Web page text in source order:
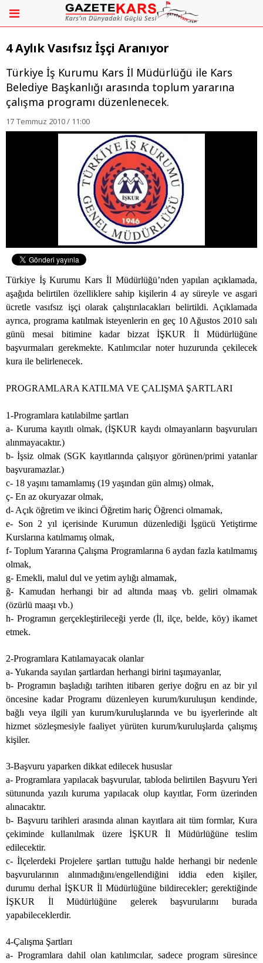
4 Aylık Vasıfsız İşçi Aranıyor
Türkiye İş Kurumu Kars İl Müdürlüğü ile Kars
Belediye Başkanlığı arasında toplum yararına
çalışma programı düzenlenecek.
17 Temmuz 2010 / 11:00
Türkiye İş Kurumu Kars İl Müdürlüğü’nden yapılan açıklamada,
aşağıda belirtilen özelliklere sahip kişilerin 4 ay süreyle ve asgari
ücretle vasıfsız işçi olarak çalıştırılacakları belirtildi. Açıklamada
ayrıca, programa katılmak isteyenlerin en geç 10 Ağustos 2010 salı
günü mesai bitimine kadar bizzat İŞKUR İl Müdürlüğüne
başvurmaları gerekmekte. Katılımcılar noter huzurunda çekilecek
kura ile belirlenecek.
PROGRAMLARA KATILMA VE ÇALIŞMA ŞARTLARI
1-Programlara katılabilme şartları
a- Kuruma kayıtlı olmak, (İŞKUR kaydı olmayanların başvuruları
alınmayacaktır.)
b- İşsiz olmak (SGK kayıtlarında çalışıyor görünen/primi yatanlar
başvuramazlar.)
c- 18 yaşını tamamlamış (19 yaşından gün almış) olmak,
ç- En az okuryazar olmak,
d- Açık öğretim ve ikinci Öğretim hariç Öğrenci olmamak,
e- Son 2 yıl içerisinde Kurumun düzenlediği İşgücü Yetiştirme
Kurslarına katılmamış olmak,
f- Toplum Yararına Çalışma Programlarına 6 aydan fazla katılmamış
olmak,
g- Emekli, malul dul ve yetim aylığı almamak,
ğ- Kamudan herhangi bir ad altında maaş vb. geliri olmamak
(özürlü maaşı vb.)
h- Programın gerçekleştirileceği yerde (İl, ilçe, belde, köy) ikamet
etmek.
2-Programlara Katılamayacak olanlar
a- Yukarıda sayılan şartlardan herhangi birini taşımayanlar,
b- Programın başladığı tarihten itibaren geriye doğru en az bir yıl
öncesine kadar Programı düzenleyen kurum/kuruluşun kendinde,
bağlı veya ilgili yan kurum/kuruluşlarında ve bu işyerlerinde alt
hizmet sözleşmesiyle faaliyet yürüten kurum/kuruluşlarda çalışmış
kişiler.
3-Başvuru yaparken dikkat edilecek hususlar
a- Programlara yapılacak başvurular, tabloda belirtilen Başvuru Yeri
sütununda yazılı kuruma yapılacak olup kayıtlar, Form üzerinden
alınacaktır.
b- Başvuru tarihleri arasında alınan kayıtlara ait tüm formlar, Kura
çekiminde kullanılmak üzere İŞKUR İl Müdürlüğüne teslim
edilecektir.
c- İlçelerdeki Projelere şartları tuttuğu halde herhangi bir nedenle
başvurularının alınmadığını/engellendiğini iddia eden kişiler,
durumu derhal İŞKUR İl Müdürlüğüne bildirecekler; gerektiğinde
İŞKUR İl Müdürlüğüne gelerek başvurularını burada
yapabileceklerdir.
4-Çalışma Şartları
a- Programlara dahil olan katılımcılar, sadece program süresince